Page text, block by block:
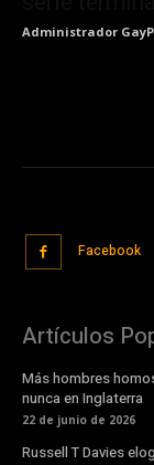
Administrador
Facebook
Artículos
Más hombres
nunca en Inglaterra
22 de junio de 2026
Russell T Davies